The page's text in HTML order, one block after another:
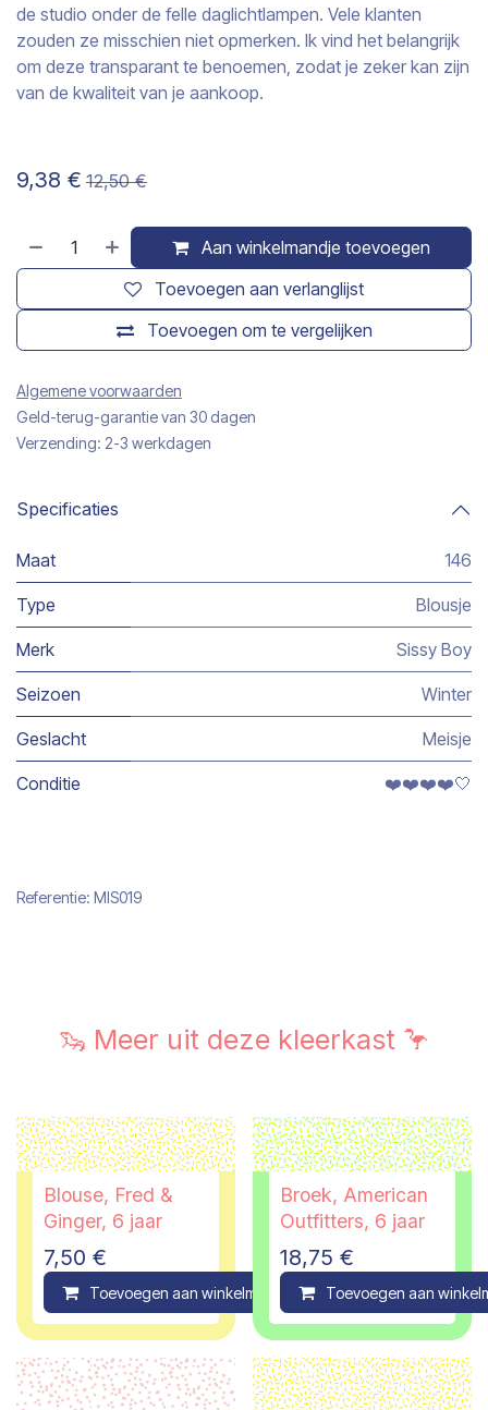
de studio onder de felle daglichtlampen. Vele klanten
zouden ze misschien niet opmerken. Ik vind het belangrijk
om deze transparant te benoemen, zodat je zeker kan zijn
van de kwaliteit van je aankoop.
9,38 € 12,50€
Aan winkelmandje toevoegen
Toevoegen om te vergelijken
Toevoegen aan verlanglijst
Algemene voorwaarden
Geld-terug-garantie van 30 dagen
Verzending: 2-3 werkdagen
Specificaties
Maat 146
Type Blousje
Merk Sissy Boy
Seizoen Winter
Geslacht Meisje
Conditie ❤️❤️❤️❤️🤍
Referentie: MIS019
🦦 Meer uit deze kleerkast 🦩
Blouse, Fred &
Ginger, 6 jaar
7,50 €
Toevoegen aan winkelmandje Compare
Broek, American
Outfitters, 6 jaar
18,75 €
Toevoegen aan